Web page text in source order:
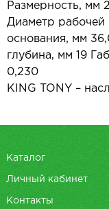
Размерность, мм
Диаметр рабочей
основания, мм
глубина, мм 19
0,230
KING TONY –
Каталог
Личный кабинет
Контакты